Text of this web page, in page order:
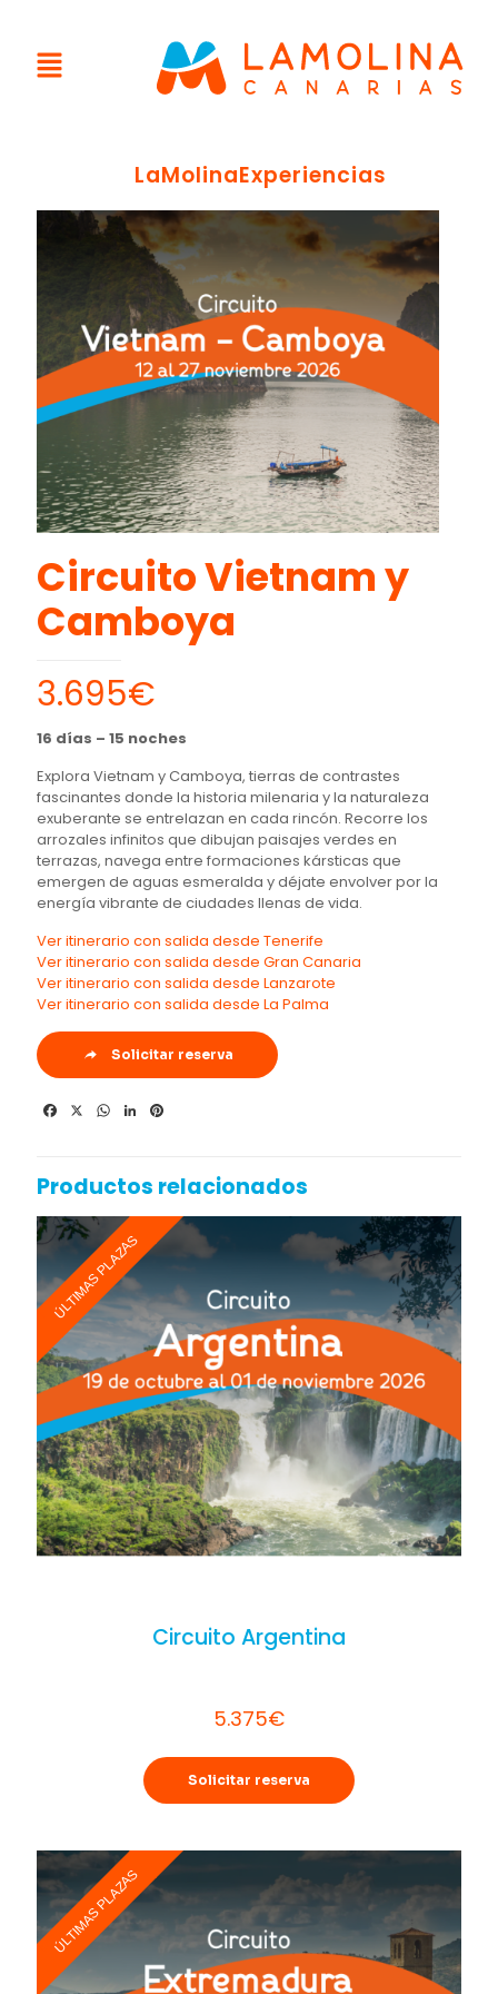
LaMolinaExperiencias
Circuito Vietnam y
Camboya
3.695€
16 días – 15 noches
Explora Vietnam y Camboya, tierras de contrastes
fascinantes donde la historia milenaria y la naturaleza
exuberante se entrelazan en cada rincón. Recorre los
arrozales infinitos que dibujan paisajes verdes en
terrazas, navega entre formaciones kársticas que
emergen de aguas esmeralda y déjate envolver por la
energía vibrante de ciudades llenas de vida.
Ver itinerario con salida desde Tenerife
Ver itinerario con salida desde Gran Canaria
Ver itinerario con salida desde Lanzarote
Ver itinerario con salida desde La Palma
Solicitar reserva
FacebookWhatsApp
LinkedIn
Productos relacionados
ÚLTIMAS PLAZAS
Circuito Argentina
5.375€
Solicitar reserva
ÚLTIMAS PLAZAS